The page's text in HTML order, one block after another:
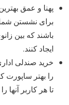
پهنا و عمق
برای نشستن شما
ایجاد کنند.
خرید صندلی
را بهتر ساپورت
تا هر کاربر آنها